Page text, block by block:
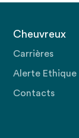
Cheuvreux
Carrières
Alerte Ethique
Contacts